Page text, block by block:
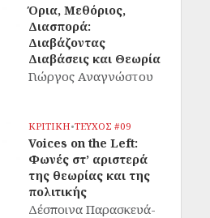
Όρια, Μεθόριος,
Διασπορά:
Διαβάζοντας
Διαβάσεις και Θεωρία
Γιώργος Αναγνώστου
ΚΡΙΤΙΚΗ•ΤΕΥΧΟΣ #09
Voices on the Left:
Φωνές στ’ αριστερά
της θεωρίας και της
πολιτικής
Δέσποινα Παρασκευά-